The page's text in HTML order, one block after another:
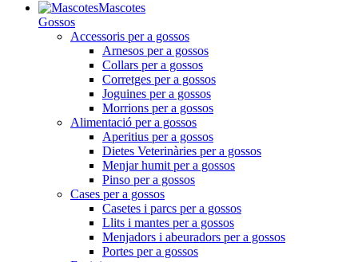
Mascotes
Gossos
Accessoris per a gossos
Arnesos per a gossos
Collars per a gossos
Corretges per a gossos
Joguines per a gossos
Morrions per a gossos
Alimentació per a gossos
Aperitius per a gossos
Dietes Veterinàries per a gossos
Menjar humit per a gossos
Pinso per a gossos
Cases per a gossos
Casetes i parcs per a gossos
Llits i mantes per a gossos
Menjadors i abeuradors per a gossos
Portes per a gossos